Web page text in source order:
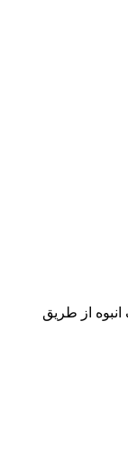
از طریق